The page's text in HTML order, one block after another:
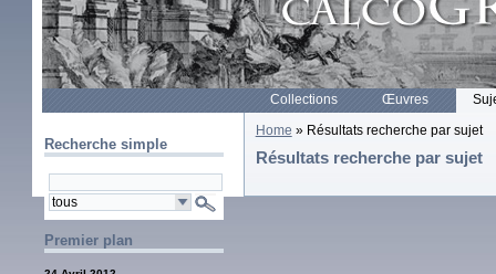
Collections Œuvres
Recherche simple
Premier plan
Home » Résultats recherche par sujet
Résultats recherche par sujet